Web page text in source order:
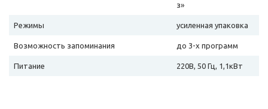
з»
Режимы усиленная упаковка
Возможность запоминания до 3-х программ
Питание 220В, 50 Гц, 1,1кВт